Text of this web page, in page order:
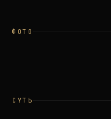
ФОТО
СУТЬ